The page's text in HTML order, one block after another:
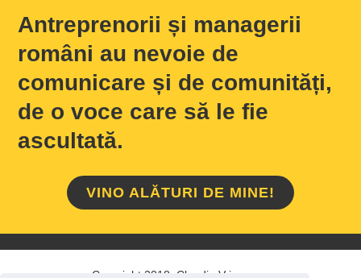
Antreprenorii și managerii
români au nevoie de
comunicare și de comunități,
de o voce care să le fie
ascultată.
VINO ALĂTURI DE MINE!
Copyright 2018 Claudiu Vrinceanu